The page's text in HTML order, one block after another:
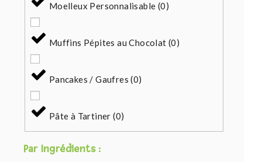
Moelleux Personnalisable (0)
Muffins Pépites au Chocolat (0)
Pancakes / Gaufres (0)
Pâte à Tartiner (0)
Par Ingrédients :